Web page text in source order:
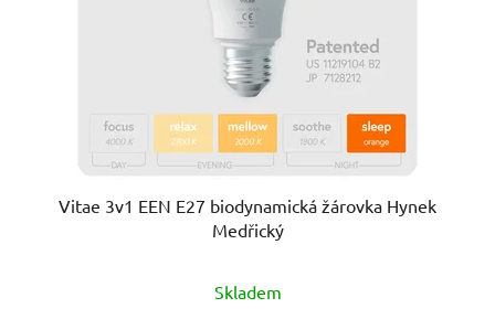
Vitae 3v1 EEN E27 biodynamická žárovka Hynek
Medřický
hodnocení
Skladem